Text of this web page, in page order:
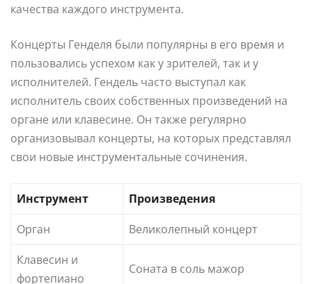
качества каждого инструмента.
Концерты Генделя были популярны в его время и
пользовались успехом как у зрителей, так и у
исполнителей. Гендель часто выступал как
исполнитель своих собственных произведений на
органе или клавесине. Он также регулярно
организовывал концерты, на которых представлял
свои новые инструментальные сочинения.
Инструмент
Произведения
Орган
Великолепный концерт
Клавесин и
фортепиано
Соната в соль мажор